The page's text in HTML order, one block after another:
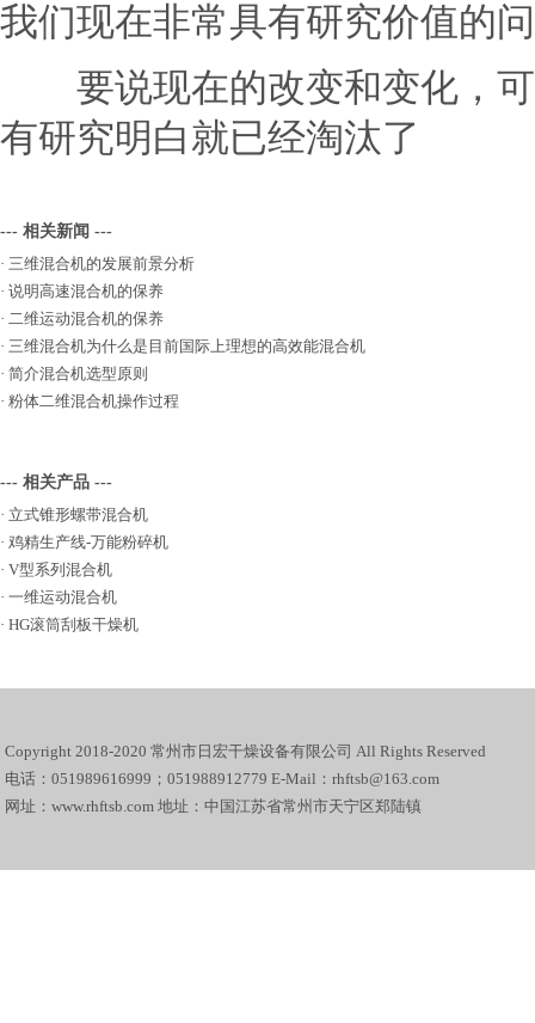
我们现在非常具有研究价值的
要说现在的改变和变化，可
有研究明白就已经淘汰了
--- 相关新闻 ---
· 三维混合机的发展前景分析
· 说明高速混合机的保养
· 二维运动混合机的保养
· 三维混合机为什么是目前国际上理想的高效能混合机
· 简介混合机选型原则
· 粉体二维混合机操作过程
--- 相关产品 ---
· 立式锥形螺带混合机
· 鸡精生产线-万能粉碎机
· V型系列混合机
· 一维运动混合机
· HG滚筒刮板干燥机
Copyright 2018-2020 常州市日宏干燥设备有限公司 All Rights Reserved
电话：051989616999；051988912779 E-Mail：rhftsb@163.com
网址：www.rhftsb.com 地址：中国江苏省常州市天宁区郑陆镇